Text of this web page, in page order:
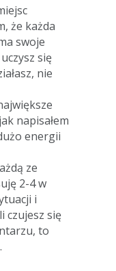
że każda
swoje
się
nie
napisałem
energii
ze
2-4 w
i
czujesz się
to